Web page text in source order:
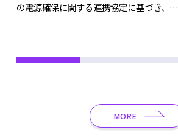
の電源確保に関する連携協定に基づき、モ
MORE